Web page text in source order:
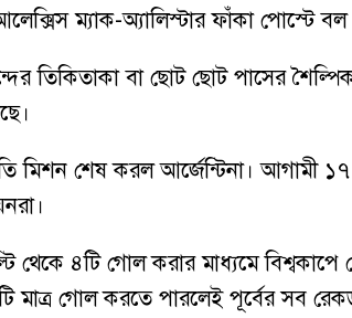
আলেক্সিস ম্যাক-অ্যালিস্টার ফাঁকা
তিকিতাকা বা ছোট ছোট পাসের
মিশন শেষ করল আর্জেন্টিনা। আগামী
থেকে ৪টি গোল করার মাধ্যমে
মাত্র গোল করতে পারলেই পূর্বের সব